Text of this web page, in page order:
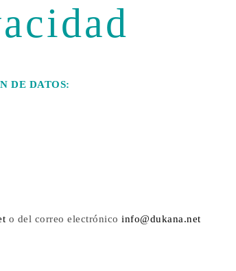
DE DATOS:
o del correo electrónico info@dukana.net